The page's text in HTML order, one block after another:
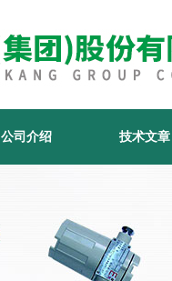
公司介绍 技术文章